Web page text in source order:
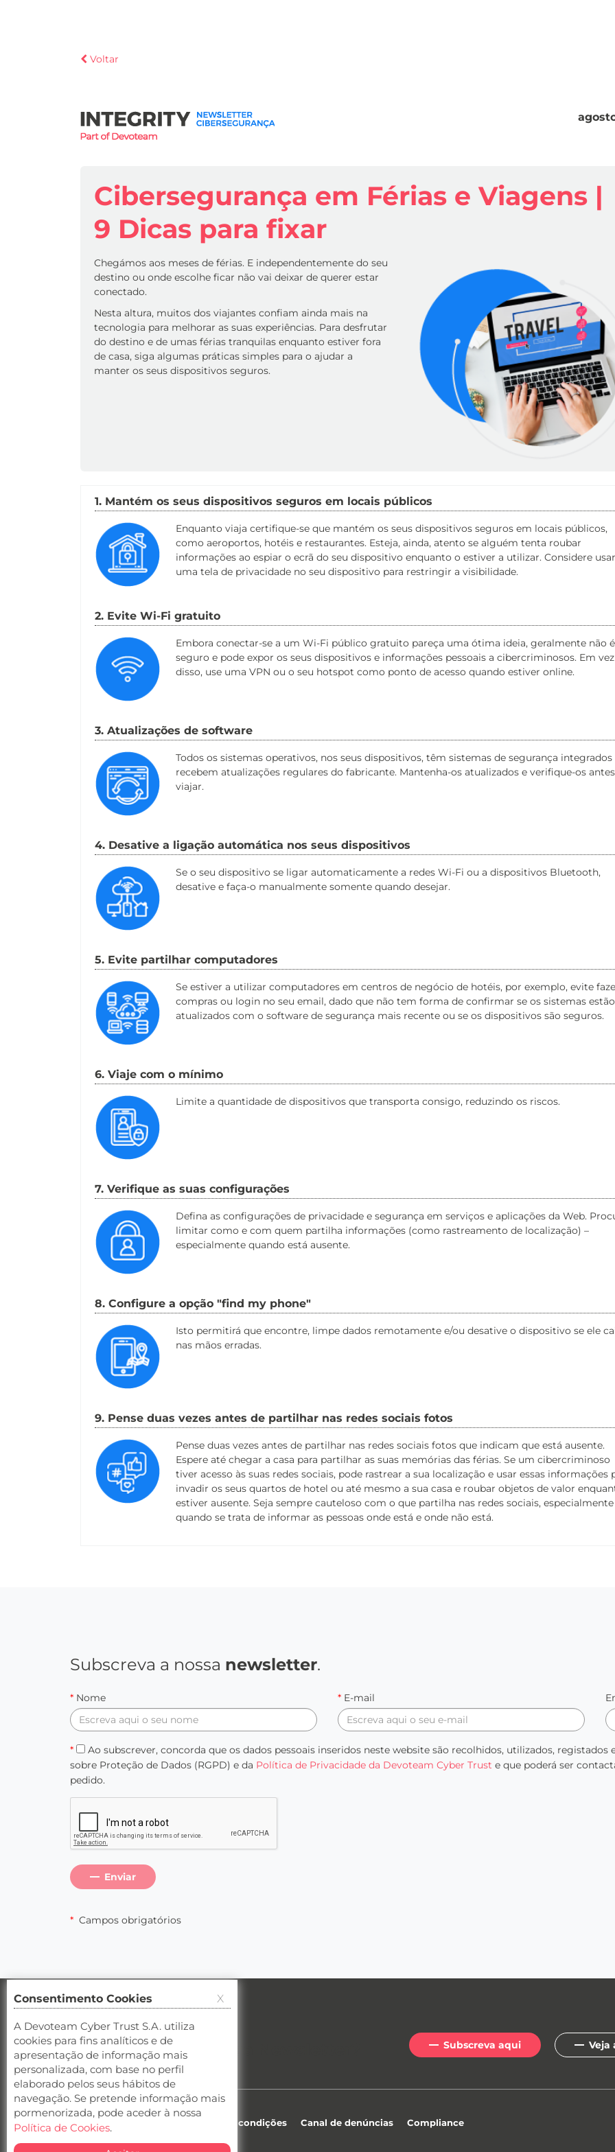
Voltar
Cibersegurança em Férias e Viagens |
9 Dicas para fixar
Chegámos aos meses de férias. E independentemente do seu
destino ou onde escolhe ficar não vai deixar de querer estar
conectado.
Nesta altura, muitos dos viajantes confiam ainda mais na
tecnologia para melhorar as suas experiências. Para desfrutar
do destino e de umas férias tranquilas enquanto estiver fora
de casa, siga algumas práticas simples para o ajudar a
manter os seus dispositivos seguros.
1. Mantém os seus dispositivos seguros em locais públicos
Enquanto viaja certifique-se que mantém os seus dispositivos seguros em locais públicos,
como aeroportos, hotéis e restaurantes. Esteja, ainda, atento se alguém tenta roubar
informações ao espiar o ecrã do seu dispositivo enquanto o estiver a utilizar. Considere usar
uma tela de privacidade no seu dispositivo para restringir a visibilidade.
2. Evite Wi-Fi gratuito
Embora conectar-se a um Wi-Fi público gratuito pareça uma ótima ideia, geralmente não é
seguro e pode expor os seus dispositivos e informações pessoais a cibercriminosos. Em vez
disso, use uma VPN ou o seu hotspot como ponto de acesso quando estiver online.
3. Atualizações de software
Todos os sistemas operativos, nos seus dispositivos, têm sistemas de segurança integrados
recebem atualizações regulares do fabricante. Mantenha-os atualizados e verifique-os
viajar.
4. Desative a ligação automática nos seus dispositivos
Se o seu dispositivo se ligar automaticamente a redes Wi-Fi ou a dispositivos Bluetooth,
desative e faça-o manualmente somente quando desejar.
5. Evite partilhar computadores
Se estiver a utilizar computadores em centros de negócio de hotéis, por exemplo, evite
compras ou login no seu email, dado que não tem forma de confirmar se os sistemas estão
atualizados com o software de segurança mais recente ou se os dispositivos são seguros.
6. Viaje com o mínimo
Limite a quantidade de dispositivos que transporta consigo, reduzindo os riscos.
7. Verifique as suas configurações
Defina as configurações de privacidade e segurança em serviços e aplicações da Web.
limitar como e com quem partilha informações (como rastreamento de localização) –
especialmente quando está ausente.
8. Configure a opção "find my phone"
Isto permitirá que encontre, limpe dados remotamente e/ou desative o dispositivo se ele
nas mãos erradas.
9. Pense duas vezes antes de partilhar nas redes sociais fotos
Pense duas vezes antes de partilhar nas redes sociais fotos que indicam que está ausente.
Espere até chegar a casa para partilhar as suas memórias das férias. Se um cibercriminoso
tiver acesso às suas redes sociais, pode rastrear a sua localização e usar essas informações
invadir os seus quartos de hotel ou até mesmo a sua casa e roubar objetos de valor
estiver ausente. Seja sempre cauteloso com o que partilha nas redes sociais, especialmente
quando se trata de informar as pessoas onde está e onde não está.
Subscreva a nossa newsletter.
* Nome * E-mail
*
Ao subscrever, concorda que os dados pessoais inseridos neste website são recolhidos, utilizados,
sobre Proteção de Dados (RGPD) e da Política de Privacidade da Devoteam Cyber Trust e que poderá ser
pedido.
Enviar
* Campos obrigatórios
Cybersecurity newsletter
Quer receber a nossa Subscreva aqui Veja
Privacidade Termos e condições Canal de denúncias Compliance
Consentimento Cookies X
A Devoteam Cyber Trust S.A. utiliza
cookies para fins analíticos e de
apresentação de informação mais
personalizada, com base no perfil
elaborado pelos seus hábitos de
navegação. Se pretende informação mais
pormenorizada, pode aceder à nossa
Política de Cookies.